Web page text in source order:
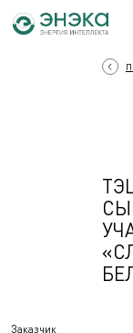
Заказчик